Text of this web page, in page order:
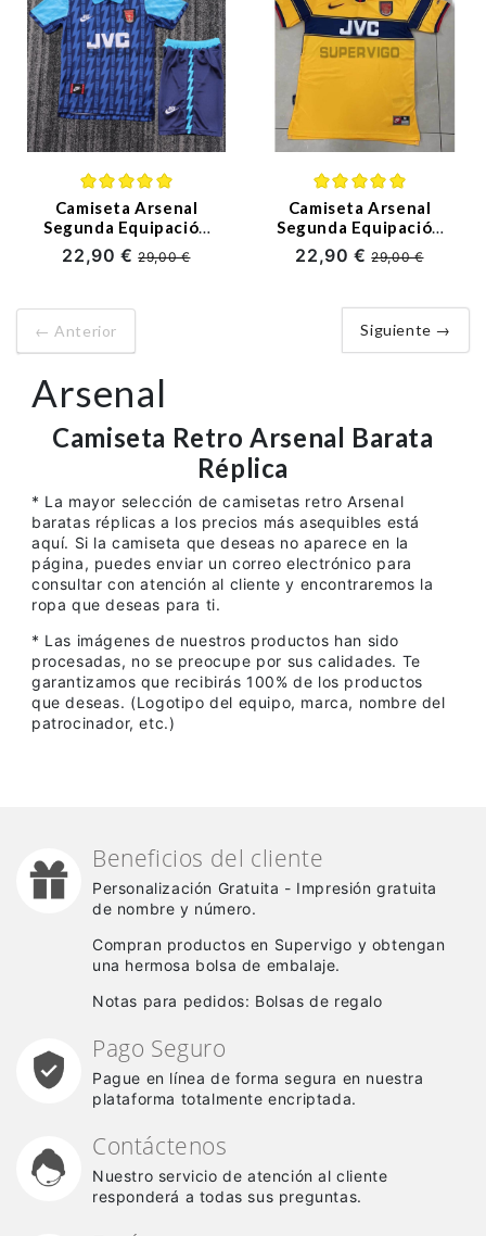
Camiseta Arsenal
Segunda Equipación
Retro 1994/95 Azul
Niño Kit
22,90 €29,00 €
Camiseta Arsenal
Segunda Equipación
Retro 1997/99
22,90 €29,00 €
← Anterior Siguiente →
Arsenal
Camiseta Retro Arsenal Barata
Réplica
* La mayor selección de camisetas retro Arsenal
baratas réplicas a los precios más asequibles está
aquí. Si la camiseta que deseas no aparece en la
página, puedes enviar un correo electrónico para
consultar con atención al cliente y encontraremos la
ropa que deseas para ti.
* Las imágenes de nuestros productos han sido
procesadas, no se preocupe por sus calidades. Te
garantizamos que recibirás 100% de los productos
que deseas. (Logotipo del equipo, marca, nombre del
patrocinador, etc.)
Beneficios del cliente
Personalización Gratuita - Impresión gratuita
de nombre y número.
Compran productos en Supervigo y obtengan
una hermosa bolsa de embalaje.
Notas para pedidos: Bolsas de regalo
Pago Seguro
Pague en línea de forma segura en nuestra
plataforma totalmente encriptada.
Contáctenos
Nuestro servicio de atención al cliente
responderá a todas sus preguntas.